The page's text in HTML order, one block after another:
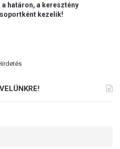
határon, a keresztény
kezelik!